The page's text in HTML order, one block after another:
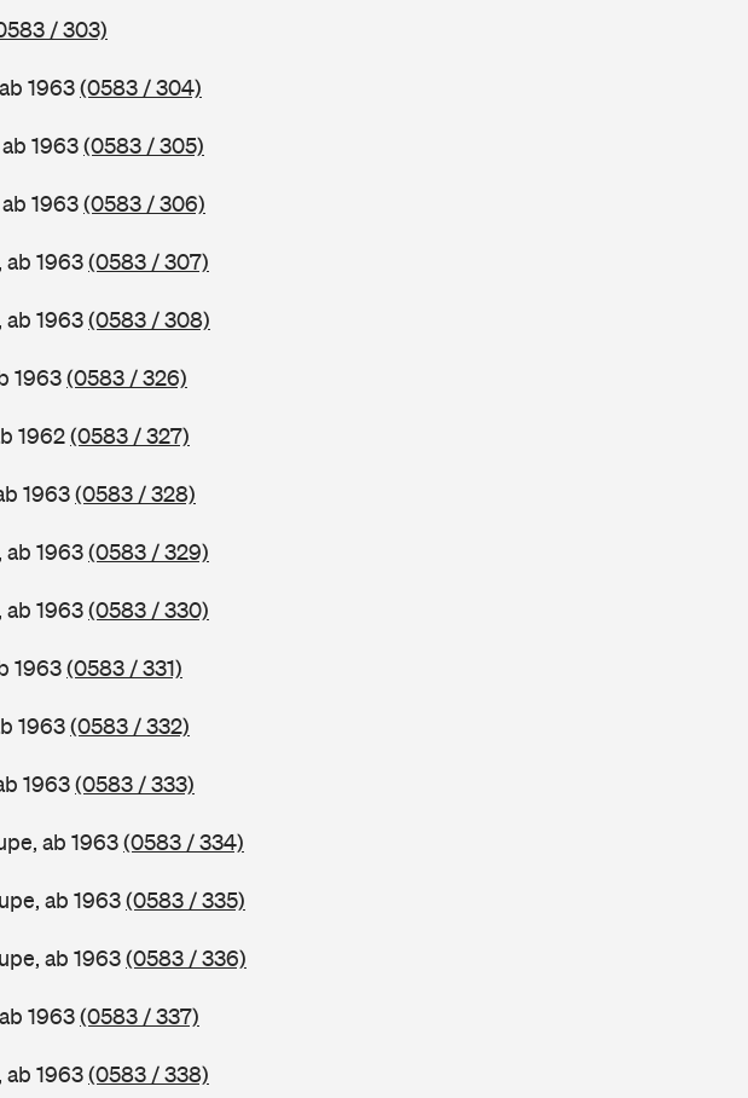
/ 303)
1963(0583 / 304)
1963(0583 / 305)
1963(0583 / 306)
ab 1963(0583 / 307)
ab 1963(0583 / 308)
1963(0583 / 326)
1962(0583 / 327)
1963(0583 / 328)
ab 1963(0583 / 329)
ab 1963(0583 / 330)
1963(0583 / 331)
1963(0583 / 332)
1963(0583 / 333)
ab 1963(0583 / 334)
ab 1963(0583 / 335)
ab 1963(0583 / 336)
1963(0583 / 337)
ab 1963(0583 / 338)